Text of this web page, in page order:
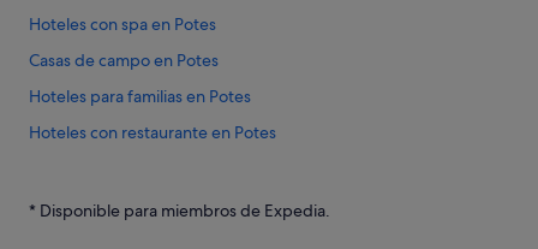
Hoteles con spa en Potes
Casas de campo en Potes
Hoteles para familias en Potes
Hoteles con restaurante en Potes
Casas de huéspedes en Mieses
* Disponible para miembros de Expedia.